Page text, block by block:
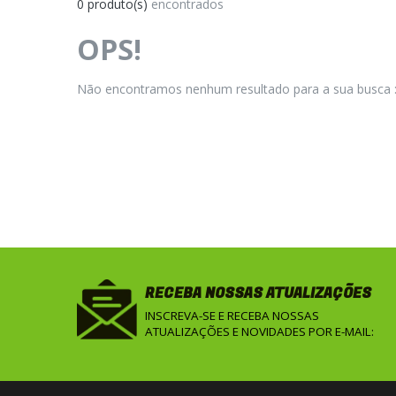
0 produto(s) encontrados
OPS!
Não encontramos nenhum resultado para a sua busca
RECEBA NOSSAS ATUALIZAÇÕES
INSCREVA-SE E RECEBA NOSSAS
ATUALIZAÇÕES E NOVIDADES POR E-MAIL: